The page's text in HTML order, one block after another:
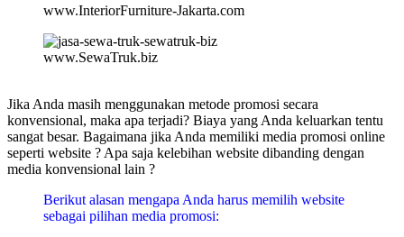
www.InteriorFurniture-Jakarta.com
www.SewaTruk.biz
Jika Anda masih menggunakan metode promosi secara
konvensional, maka apa terjadi? Biaya yang Anda keluarkan tentu
sangat besar. Bagaimana jika Anda memiliki media promosi online
seperti website ? Apa saja kelebihan website dibanding dengan
media konvensional lain ?
Berikut alasan mengapa Anda harus memilih website
sebagai pilihan media promosi: